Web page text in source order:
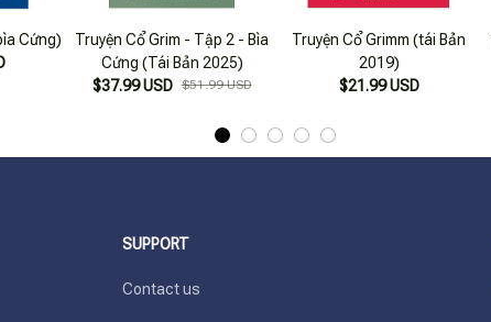
Cứng)
Truyện Cổ Grim - Tập 2 - Bìa
Cứng (Tái Bản 2025)
$37.99 USD $51.99 USD
Truyện Cổ Grimm (tái Bản
2019)
$21.99 USD
SUPPORT
Contact us